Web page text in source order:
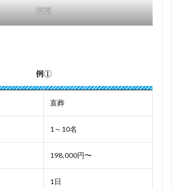
控室
例①
直葬
1～10名
198,000円〜
1日